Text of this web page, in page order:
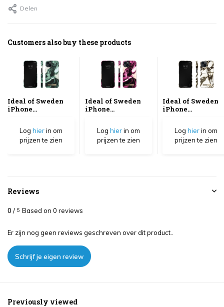
Delen
Customers also buy these products
Ideal of Sweden
iPhone...
Log hierin om
prijzen te zien
Ideal of Sweden
iPhone...
Log hierin om
prijzen te zien
Ideal of Sweden
iPhone...
Log hierin om
prijzen te zien
Reviews
0 / 5 Based on 0 reviews
Er zijn nog geen reviews geschreven over dit product..
Schrijf je eigen review
Previously viewed